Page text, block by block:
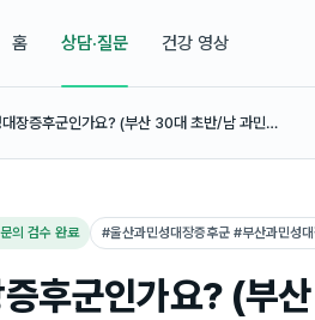
홈 상담·질문 건강 영상
대장증후군인가요? (부산 30대 초반/남 과민…
의 검수 완료 #울산과민성대장증후군 #부산과민성
후군인가요? (부